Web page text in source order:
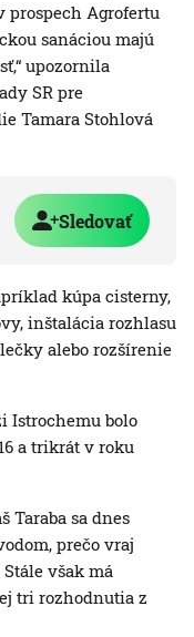
prospech Agrofertu
sanáciou majú
upozornila
SR pre
Tamara Stohlová
Sledovať
kúpa cisterny,
inštalácia rozhlasu
alebo rozšírenie
Istrochemu bolo
a trikrát v roku
Taraba sa dnes
prečo vraj
však má
tri rozhodnutia z